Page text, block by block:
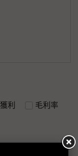
獲利
毛利率